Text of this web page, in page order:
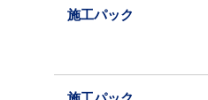
施工パック